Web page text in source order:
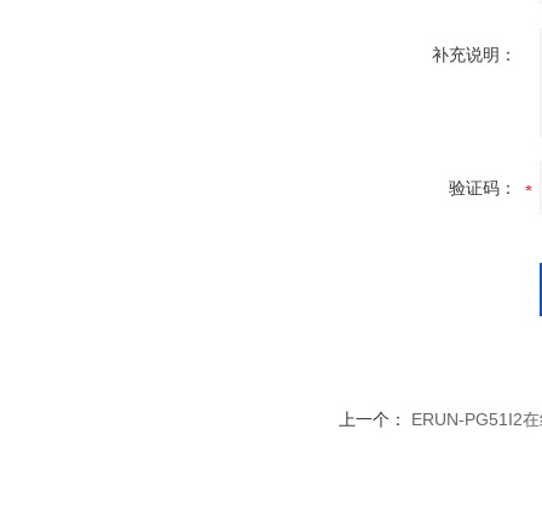
补充说明：
验证码：
上一个： ERUN-PG51I2